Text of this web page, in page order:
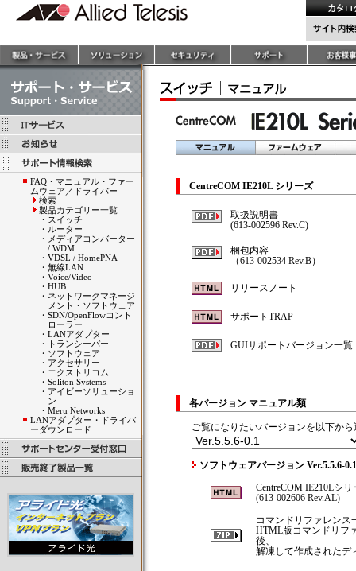
FAQ・マニュアル・ファー
ムウェア／ドライバー
検索
製品カテゴリー一覧
・ スイッチ
・ ルーター
・ メディアコンバーター
/ WDM
・ VDSL / HomePNA
・ 無線LAN
・ Voice/Video
・ HUB
・ ネットワークマネージ
メント・ソフトウェア
・ SDN/OpenFlowコント
ローラー
・ LANアダプター
・
トランシーバー
・ ソフトウェア
・ アクセサリー
・ エクストリコム
・ Soliton Systems
・ アイビーソリューショ
ン
・ Meru Networks
LANアダプター・ドライバ
ーダウンロード
CentreCOM IE210L シリーズ
取扱説明書
(613-002596 Rev.C)
梱包内容
（613-002534 Rev.B）
リリースノート
サポートTRAP
GUIサポートバージョン一覧
各バージョン マニュアル類
ご覧になりたいバージョンを以下か
ソフトウェアバージョン Ver.5.5.6-
CentreCOM IE210Lシ
(613-002606 Rev.AL)
コマンドリファレンス
HTML版コマンドリフ
後、
解凍して作成されたデ